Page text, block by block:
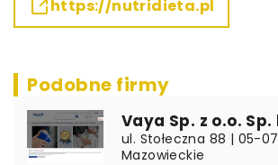
https://nutridieta.pl
Podobne firmy
Vaya Sp. z o.o. Sp.
ul. Stołeczna 88 | 05-
Mazowieckie